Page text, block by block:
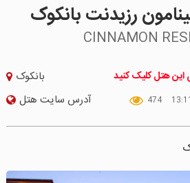
رزیدنت بانکوک
CINNAMON
بانکوک
آدرس سایت هتل
هتل کلیک کنید
474